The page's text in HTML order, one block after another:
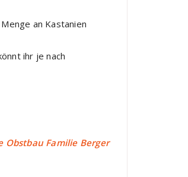
an Kastanien
ihr je nach
Obstbau Familie Berger